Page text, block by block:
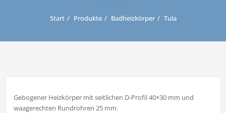
Start Produkte Badheizkörper Tula
Gebogener Heizkörper mit seitlichen D-Profil 40×30 mm und
waagerechten Rundrohren 25 mm.